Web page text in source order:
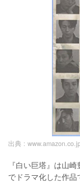
出典 :
『白い巨塔』は山
でドラマ化した作品